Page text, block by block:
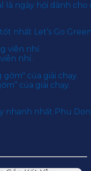
là ngày hội dành cho
nhất Let’s Go
nhí.
của giải chạy.
nhanh nhất Phu